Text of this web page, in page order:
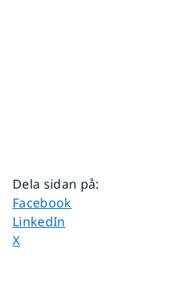
Dela sidan på:
Dela sidan på
Facebook
Dela sidan på
LinkedIn
Dela sidan på
X